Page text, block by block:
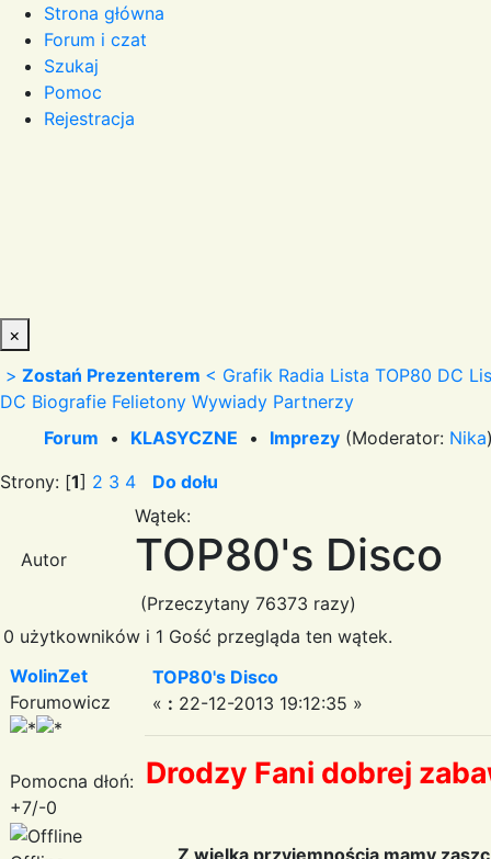
Strona główna
Forum i czat
Szukaj
Pomoc
Rejestracja
×
> Zostań Prezenterem < Grafik Radia Lista TOP80 DC
DC Biografie Felietony Wywiady Partnerzy
Forum • KLASYCZNE • Imprezy (Moderator: Nika
Strony: [1] 2 3 4 Do dołu
Autor
Wątek:
TOP80's Disco
(Przeczytany 76373 razy)
0 użytkowników i 1 Gość przegląda ten wątek.
WolinZet
Forumowicz
Pomocna dłoń:
+7/-0
TOP80's Disco
« : 22-12-2013 19:12:35 »
Drodzy Fani dobrej
Z wielką przyjemnością mamy